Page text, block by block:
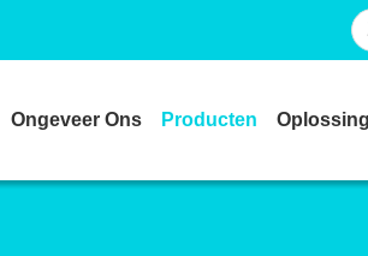
Ongeveer Ons Producten